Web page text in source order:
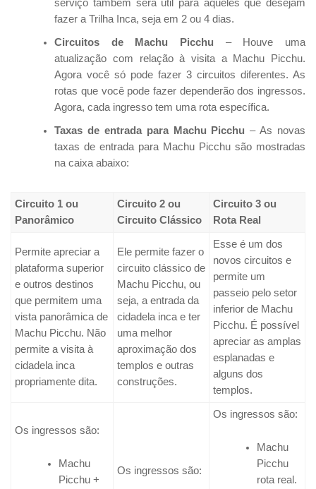
serviço também será útil para aqueles que desejam
fazer a Trilha Inca, seja em 2 ou 4 dias.
Circuitos de Machu Picchu – Houve uma
atualização com relação à visita a Machu Picchu.
Agora você só pode fazer 3 circuitos diferentes. As
rotas que você pode fazer dependerão dos ingressos.
Agora, cada ingresso tem uma rota específica.
Taxas de entrada para Machu Picchu – As novas
taxas de entrada para Machu Picchu são mostradas
na caixa abaixo:
Circuito 1 ou
Panorâmico
Circuito 2 ou
Circuito Clássico
Circuito 3 ou
Rota Real
Permite apreciar a
plataforma superior
e outros destinos
que permitem uma
vista panorâmica de
Machu Picchu. Não
permite a visita à
cidadela inca
propriamente dita.
Ele permite fazer o
circuito clássico de
Machu Picchu, ou
seja, a entrada da
cidadela inca e ter
uma melhor
aproximação dos
templos e outras
construções.
Esse é um dos
novos circuitos e
permite um
passeio pelo setor
inferior de Machu
Picchu. É possível
apreciar as amplas
esplanadas e
alguns dos
templos.
Os ingressos são:
Machu
Picchu +
Os ingressos são:
Os ingressos são:
Machu
Picchu
rota real.